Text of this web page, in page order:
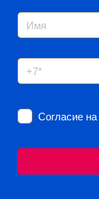
Согласие на